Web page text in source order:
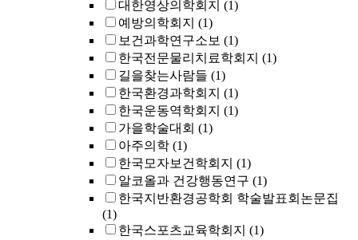
대한영상의학회지 (1)
예방의학회지 (1)
보건과학연구소보 (1)
한국전문물리치료학회지 (1)
길을찾는사람들 (1)
한국환경과학회지 (1)
한국운동역학회지 (1)
가을학술대회 (1)
아주의학 (1)
한국모자보건학회지 (1)
알코올과 건강행동연구 (1)
한국지반환경공학회 학술발표회논문집
(1)
한국스포츠교육학회지 (1)